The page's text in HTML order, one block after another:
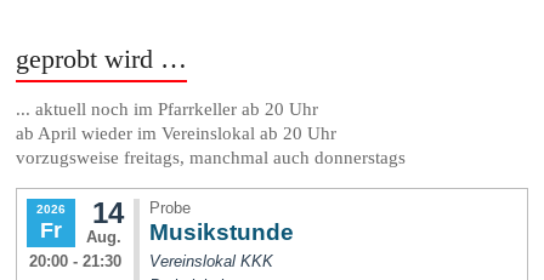
geprobt wird …
... aktuell noch im Pfarrkeller ab 20 Uhr
ab April wieder im Vereinslokal ab 20 Uhr
vorzugsweise freitags, manchmal auch donnerstags